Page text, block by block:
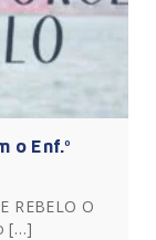
o Enf.º
REBELO O
[…]